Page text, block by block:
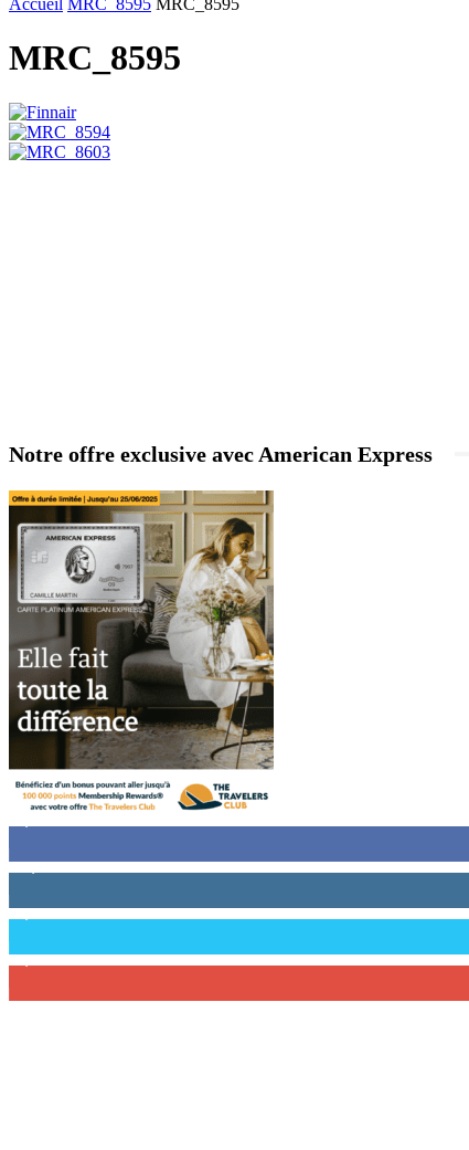
Accueil MRC_8595 MRC_8595
MRC_8595
Notre offre exclusive avec American Express